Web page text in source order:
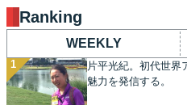
Ranking
WEEKLY
片平光紀。初代世界
魅力を発信する。